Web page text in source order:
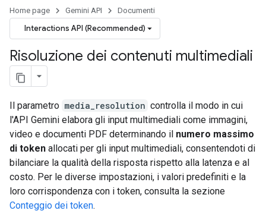
Home page Gemini API Documenti
Interactions API (Recommended)
Risoluzione dei contenuti multimediali
Il parametro media_resolution controlla il modo in cui
l'API Gemini elabora gli input multimediali come immagini,
video e documenti PDF determinando il numero massimo
di token allocati per gli input multimediali, consentendoti di
bilanciare la qualità della risposta rispetto alla latenza e al
costo. Per le diverse impostazioni, i valori predefiniti e la
loro corrispondenza con i token, consulta la sezione
Conteggio dei token.